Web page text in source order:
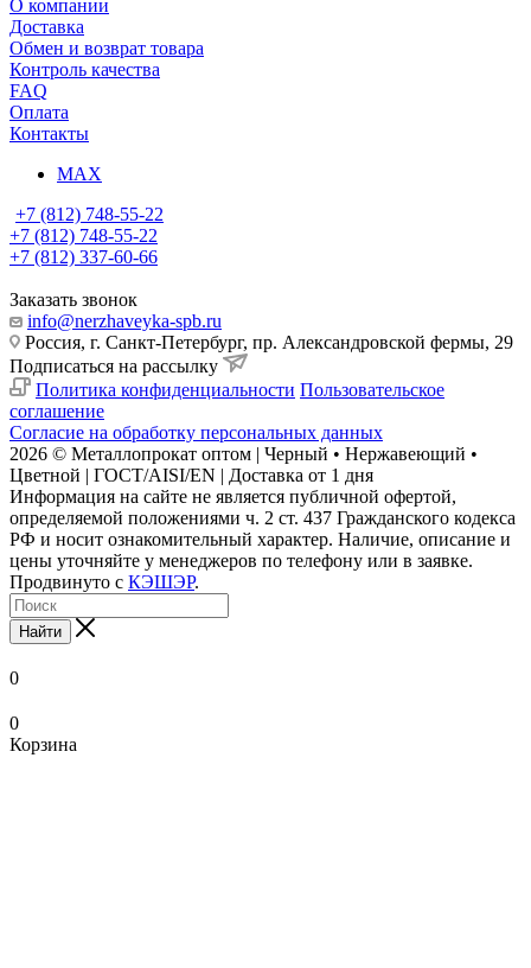
О компании
Доставка
Обмен и возврат товара
Контроль качества
FAQ
Оплата
Контакты
MAX
+7 (812) 748-55-22
+7 (812) 748-55-22
+7 (812) 337-60-66
Заказать звонок
info@nerzhaveyka-spb.ru
Россия, г. Санкт-Петербург, пр. Александровской фермы, 29
Подписаться на рассылку
Политика конфиденциальности Пользовательское
соглашение
Согласие на обработку персональных данных
2026 © Металлопрокат оптом | Черный • Нержавеющий •
Цветной | ГОСТ/AISI/EN | Доставка от 1 дня
Информация на сайте не является публичной офертой,
определяемой положениями ч. 2 ст. 437 Гражданского кодекса
РФ и носит ознакомительный характер. Наличие, описание и
цены уточняйте у менеджеров по телефону или в заявке.
Продвинуто с КЭШЭР.
Найти
0
0
Корзина